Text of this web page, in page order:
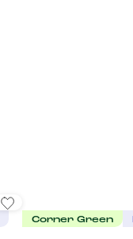
Corner Green